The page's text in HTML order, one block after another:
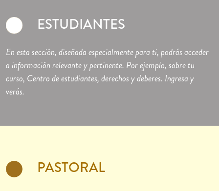
ESTUDIANTES
En esta sección, diseñada especialmente para ti, podrás acceder
a información relevante y pertinente. Por ejemplo, sobre tu
curso, Centro de estudiantes, derechos y deberes. Ingresa y
verás.
PASTORAL